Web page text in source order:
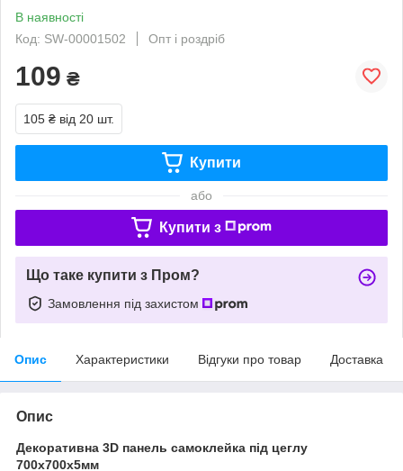
В наявності
Код: SW-00001502
Опт і роздріб
109 ₴
105 ₴ від 20 шт.
Купити
або
Купити з
Що таке купити з Пром?
Замовлення під захистом
Опис Характеристики Відгуки про товар Доставка
Опис
Декоративна 3D панель самоклейка під цеглу
700х700х5мм